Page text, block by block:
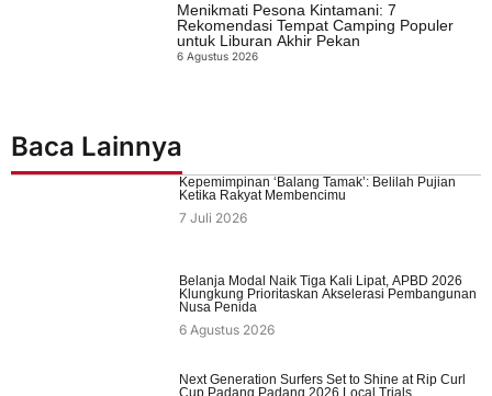
Menikmati Pesona Kintamani: 7
Rekomendasi Tempat Camping Populer
untuk Liburan Akhir Pekan
6 Agustus 2026
Baca Lainnya
Kepemimpinan ‘Balang Tamak’: Belilah Pujian
Ketika Rakyat Membencimu
7 Juli 2026
Belanja Modal Naik Tiga Kali Lipat, APBD 2026
Klungkung Prioritaskan Akselerasi Pembangunan
Nusa Penida
6 Agustus 2026
Next Generation Surfers Set to Shine at Rip Curl
Cup Padang Padang 2026 Local Trials